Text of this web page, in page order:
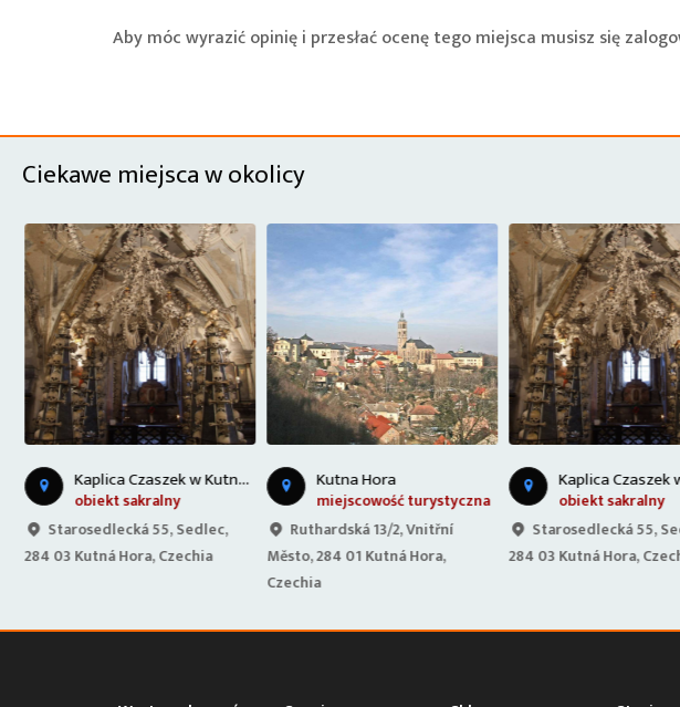
Aby móc wyrazić opinię i przesłać ocenę tego miejsca musisz się
Ciekawe miejsca w okolicy
K
aplica Czaszek w Kutnej Horze
obiekt sakralny
Starosedlecká 55, Sedlec,
284 03 Kutná Hora, Czechia
Kutna Hora
miejscowość turystyczna
Ruthardská 13/2, Vnitřní
Město, 284 01 Kutná Hora,
Czechia
obiekt sakralny
Starosedlecká 55,
284 03 Kutná Hora,